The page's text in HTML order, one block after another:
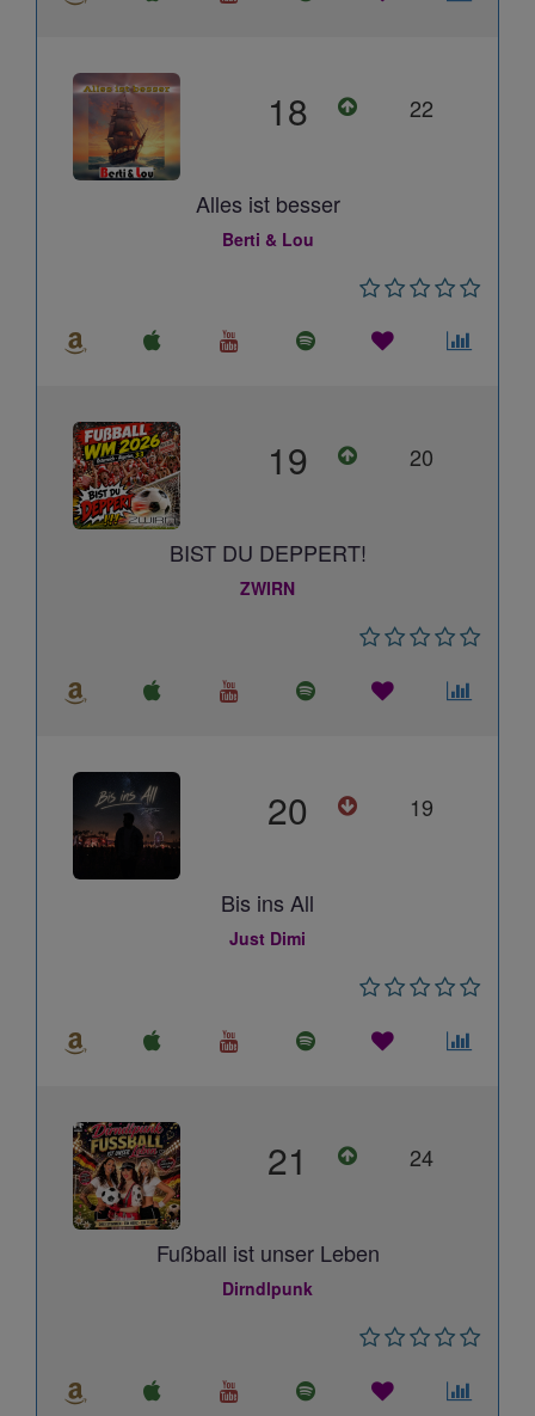
18 22
Alles ist besser
Berti & Lou
19 20
BIST DU DEPPERT!
ZWIRN
20 19
Bis ins All
Just Dimi
21 24
Fußball ist unser Leben
Dirndlpunk